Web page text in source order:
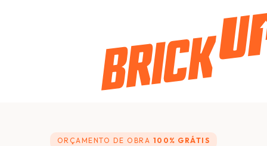
ORÇAMENTO DE OBRA 100% GRÁTIS